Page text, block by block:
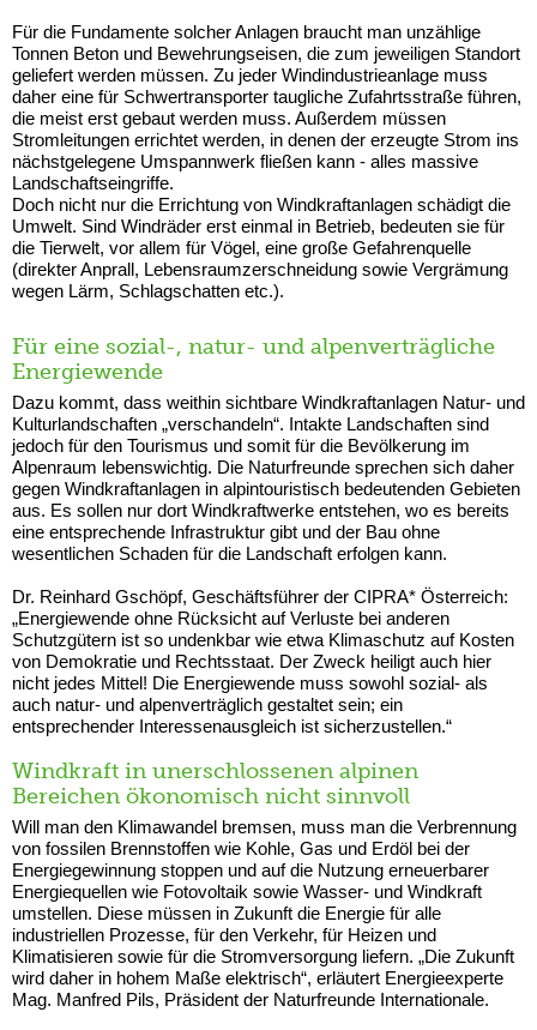
Für die Fundamente solcher Anlagen braucht man unzählige
Tonnen Beton und Bewehrungseisen, die zum jeweiligen Standort
geliefert werden müssen. Zu jeder Windindustrieanlage muss
daher eine für Schwertransporter taugliche Zufahrtsstraße führen,
die meist erst gebaut werden muss. Außerdem müssen
Stromleitungen errichtet werden, in denen der erzeugte Strom ins
nächstgelegene Umspannwerk fließen kann - alles massive
Landschaftseingriffe.
Doch nicht nur die Errichtung von Windkraftanlagen schädigt die
Umwelt. Sind Windräder erst einmal in Betrieb, bedeuten sie für
die Tierwelt, vor allem für Vögel, eine große Gefahrenquelle
(direkter Anprall, Lebensraumzerschneidung sowie Vergrämung
wegen Lärm, Schlagschatten etc.).
Für eine sozial-, natur- und alpenverträgliche
Energiewende
Dazu kommt, dass weithin sichtbare Windkraftanlagen Natur- und
Kulturlandschaften „verschandeln“. Intakte Landschaften sind
jedoch für den Tourismus und somit für die Bevölkerung im
Alpenraum lebenswichtig. Die Naturfreunde sprechen sich daher
gegen Windkraftanlagen in alpintouristisch bedeutenden Gebieten
aus. Es sollen nur dort Windkraftwerke entstehen, wo es bereits
eine entsprechende Infrastruktur gibt und der Bau ohne
wesentlichen Schaden für die Landschaft erfolgen kann.
Dr. Reinhard Gschöpf, Geschäftsführer der CIPRA* Österreich:
„Energiewende ohne Rücksicht auf Verluste bei anderen
Schutzgütern ist so undenkbar wie etwa Klimaschutz auf Kosten
von Demokratie und Rechtsstaat. Der Zweck heiligt auch hier
nicht jedes Mittel! Die Energiewende muss sowohl sozial- als
auch natur- und alpenverträglich gestaltet sein; ein
entsprechender Interessenausgleich ist sicherzustellen.“
Windkraft in unerschlossenen alpinen
Bereichen ökonomisch nicht sinnvoll
Will man den Klimawandel bremsen, muss man die Verbrennung
von fossilen Brennstoffen wie Kohle, Gas und Erdöl bei der
Energiegewinnung stoppen und auf die Nutzung erneuerbarer
Energiequellen wie Fotovoltaik sowie Wasser- und Windkraft
umstellen. Diese müssen in Zukunft die Energie für alle
industriellen Prozesse, für den Verkehr, für Heizen und
Klimatisieren sowie für die Stromversorgung liefern. „Die Zukunft
wird daher in hohem Maße elektrisch“, erläutert Energieexperte
Mag. Manfred Pils, Präsident der Naturfreunde Internationale.